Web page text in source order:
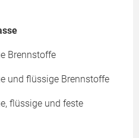
Brennstoffe
und flüssige Brennstoffe
flüssige und feste